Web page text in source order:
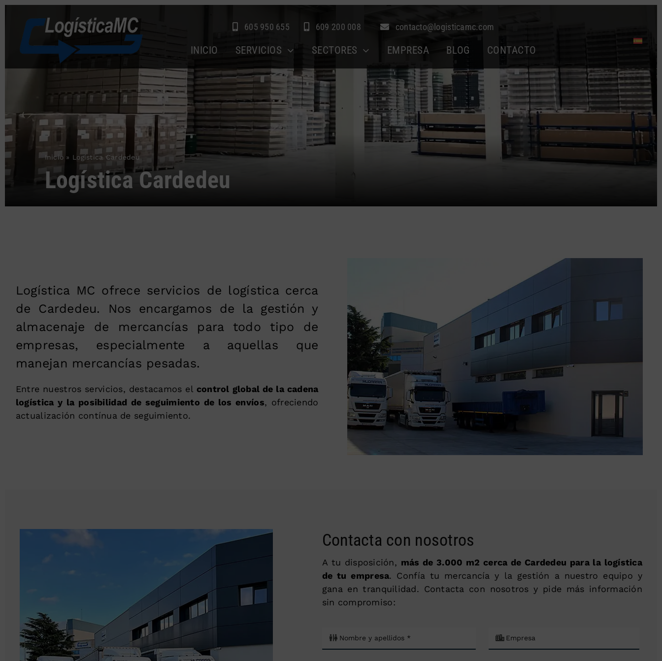
Saltar
contenido
605 950 655 609 200 008 contacto@logisticamc.com
INICIO SERVICIOS SECTORES EMPRESA BLOG CONTACTO
Inicio » Logística Cardedeu
Logística Cardedeu
Logística MC ofrece servicios de logística cerca
de Cardedeu. Nos encargamos de la gestión y
almacenaje de mercancías para todo tipo de
empresas, especialmente a aquellas que
manejan mercancías pesadas.
Entre nuestros servicios, destacamos el control global de la cadena
logística y la posibilidad de seguimiento de los envíos, ofreciendo
actualización contínua de seguimiento.
Contacta con nosotros
A tu disposición, más de 3.000 m2 cerca de Cardedeu para la logística
de tu empresa. Confía tu mercancía y la gestión a nuestro equipo y
gana en tranquilidad. Contacta con nosotros y pide más información
sin compromiso: